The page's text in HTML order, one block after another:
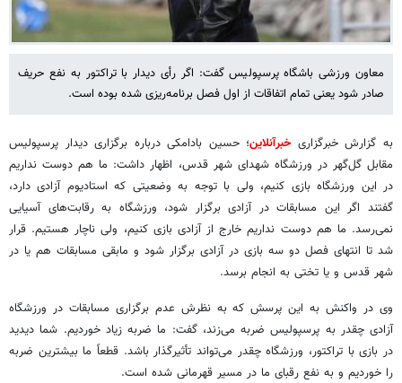
معاون ورزشی باشگاه پرسپولیس گفت: اگر رأی دیدار با تراکتور به نفع حریف
صادر شود یعنی تمام اتفاقات از اول فصل برنامه‌ریزی شده بوده است.
به گزارش خبرگزاریخبرآنلاین؛ حسین بادامکی درباره برگزاری دیدار پرسپولیس
مقابل گل‌گهر در ورزشگاه شهدای شهر قدس، اظهار داشت: ما هم دوست نداریم
در این ورزشگاه بازی کنیم، ولی با توجه به وضعیتی که استادیوم آزادی دارد،
گفتند اگر این مسابقات در آزادی برگزار شود، ورزشگاه به رقابت‌های آسیایی
نمی‌رسد. ما هم دوست نداریم خارج از آزادی بازی کنیم، ولی ناچار هستیم. قرار
شد تا انتهای فصل دو سه بازی در آزادی برگزار شود و مابقی مسابقات هم یا در
شهر قدس و یا تختی به انجام برسد.
وی در واکنش به این پرسش که به نظرش عدم برگزاری مسابقات در ورزشگاه
آزادی چقدر به پرسپولیس ضربه می‌زند، گفت: ما ضربه زیاد خوردیم. شما دیدید
در بازی با تراکتور، ورزشگاه چقدر می‌تواند تأثیرگذار باشد. قطعاً ما بیشترین ضربه
را خوردیم و به نفع رقبای ما در مسیر قهرمانی شده است.